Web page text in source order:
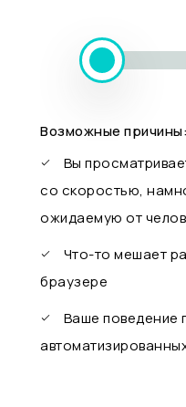
Возможные причины:
Вы
со скоростью,
ожидаемую от
Что-то мешает
браузере
Ваше поведение